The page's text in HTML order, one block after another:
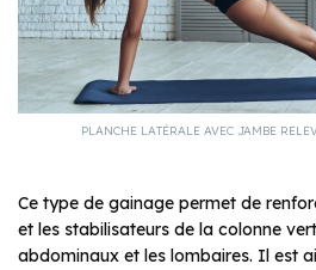
PLANCHE LATÉRALE AVEC JAMBE
Ce type de gainage permet de
et les stabilisateurs de la colonne
abdominaux et les lombaires. Il est